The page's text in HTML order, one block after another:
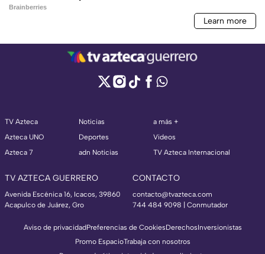
TV Azteca
Azteca UNO
Azteca 7
Noticias
Deportes
adn Noticias
a más +
Videos
TV Azteca Internacional
TV AZTECA GUERRERO
Avenida Escénica 16, Icacos, 39860
Acapulco de Juárez, Gro
CONTACTO
contacto@tvazteca.com
744 484 9098 | Conmutador
Aviso de privacidadPreferencias de CookiesDerechosInversionistas
Promo EspacioTrabaja con nosotros